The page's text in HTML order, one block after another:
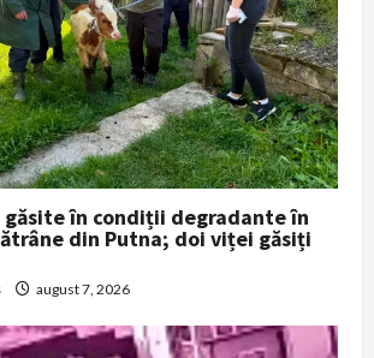
găsite în condiții degradante în
din Putna; doi viței găsiți
august 7, 2026